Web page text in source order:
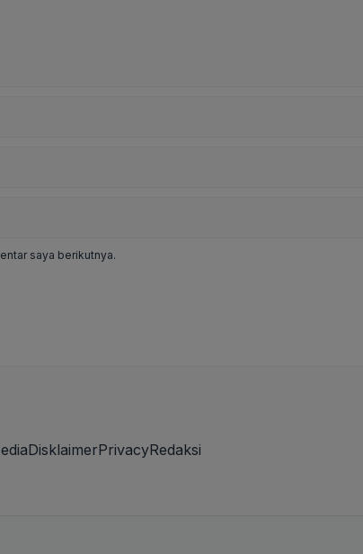
saya berikutnya.
DisklaimerPrivacyRedaksi